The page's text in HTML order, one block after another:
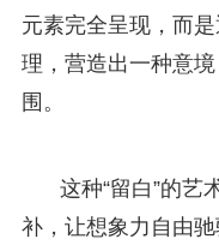
元素完全呈现，而
理，营造出一种意
围。
这种“留白”的艺
补，让想象力自由